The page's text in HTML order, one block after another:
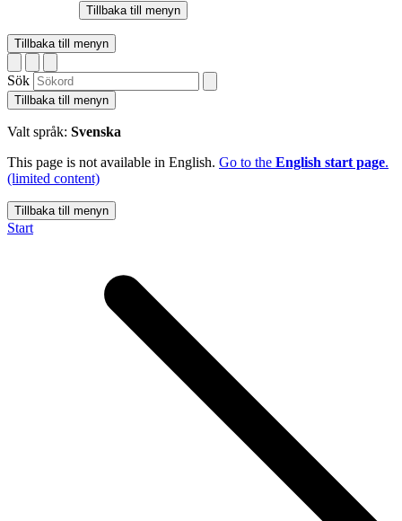
Tillbaka till menyn
Tillbaka till menyn
Sök
Tillbaka till menyn
Valt språk: Svenska
This page is not available in English. Go to the English start page.
(limited content)
Tillbaka till menyn
Start